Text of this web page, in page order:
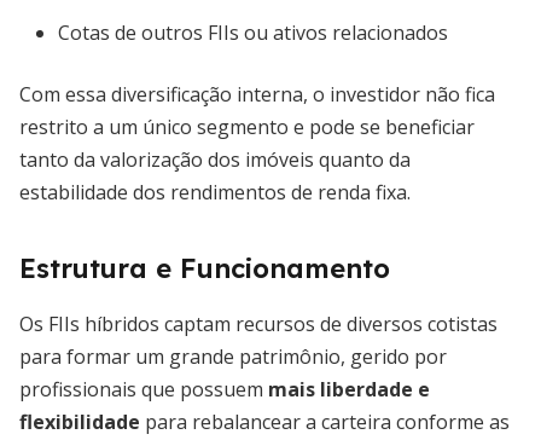
Cotas de outros FIIs ou ativos relacionados
Com essa diversificação interna, o investidor não fica
restrito a um único segmento e pode se beneficiar
tanto da valorização dos imóveis quanto da
estabilidade dos rendimentos de renda fixa.
Estrutura e Funcionamento
Os FIIs híbridos captam recursos de diversos cotistas
para formar um grande patrimônio, gerido por
profissionais que possuem mais liberdade e
flexibilidade para rebalancear a carteira conforme as